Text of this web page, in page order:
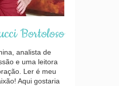
Bortoloso
analista de
e uma leitora
Ler é meu
Aqui gostaria